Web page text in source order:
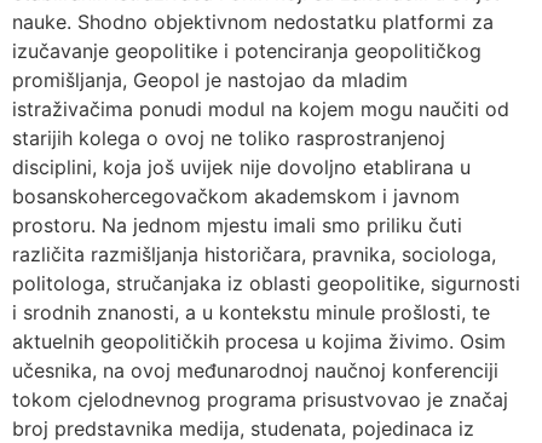
nauke. Shodno objektivnom nedostatku platformi za
izučavanje geopolitike i potenciranja geopolitičkog
promišljanja, Geopol je nastojao da mladim
istraživačima ponudi modul na kojem mogu naučiti od
starijih kolega o ovoj ne toliko rasprostranjenoj
disciplini, koja još uvijek nije dovoljno etablirana u
bosanskohercegovačkom akademskom i javnom
prostoru. Na jednom mjestu imali smo priliku čuti
različita razmišljanja historičara, pravnika, sociologa,
politologa, stručanjaka iz oblasti geopolitike, sigurnosti
i srodnih znanosti, a u kontekstu minule prošlosti, te
aktuelnih geopolitičkih procesa u kojima živimo. Osim
učesnika, na ovoj međunarodnoj naučnoj konferenciji
tokom cjelodnevnog programa prisustvovao je značaj
broj predstavnika medija, studenata, pojedinaca iz